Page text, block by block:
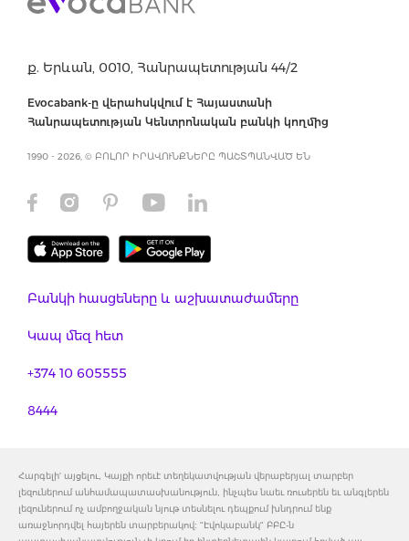
ք. Երևան, 0010, Հանրապետության 44/2
Evocabank-ը վերահսկվում է Հայաստանի
Հանրապետության Կենտրոնական բանկի կողմից
1990 - 2026, © ԲՈԼՈՐ ԻՐԱՎՈՒՆՔՆԵՐԸ ՊԱՇՏՊԱՆՎԱԾ ԵՆ
Բանկի հասցեները և աշխատաժամերը
Կապ մեզ հետ
+374 10 605555
8444
Հարգելի' այցելու, Կայքի որեւէ տեղեկատվության վերաբերյալ տարբեր
լեզուներում անհամապատասխանություն, ինչպես նաեւ ռուսերեն եւ անգլերեն
լեզուներում ոչ ամբողջական նյութ տեսնելու դեպքում խնդրում ենք
առաջնորդվել հայերեն տարբերակով: "Էվոկաբանկ" ԲԲԸ-ն